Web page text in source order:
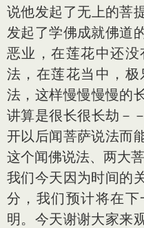
说他发起了无上的菩
发起了学佛成就佛道
恶业，在莲花中还
法，在莲花当中，
法，这样慢慢慢慢的
讲算是很长很长劫－
开以后闻菩萨说法而
这个闻佛说法、两大
我们今天因为时间的
分，我们预计将在
明。今天谢谢大家来